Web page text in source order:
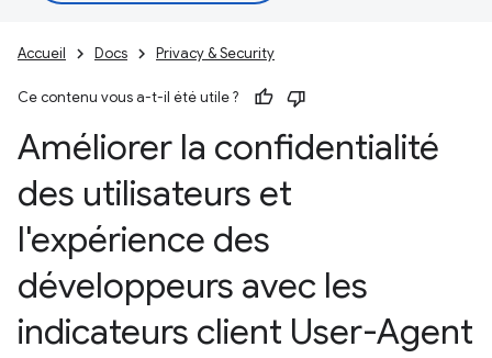
Accueil Docs Privacy & Security
Ce contenu vous a-t-il été utile ?
Améliorer la confidentialité
des utilisateurs et
l'expérience des
développeurs avec les
indicateurs client User-Agent